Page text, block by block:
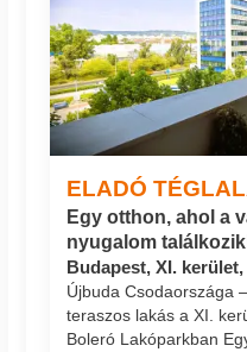
ELADÓ
Egy otthon, ahol a
nyugalom
Budapest, XI.
Újbuda Csodaországa
teraszos lakás a XI.
Boleró Lakóparkban